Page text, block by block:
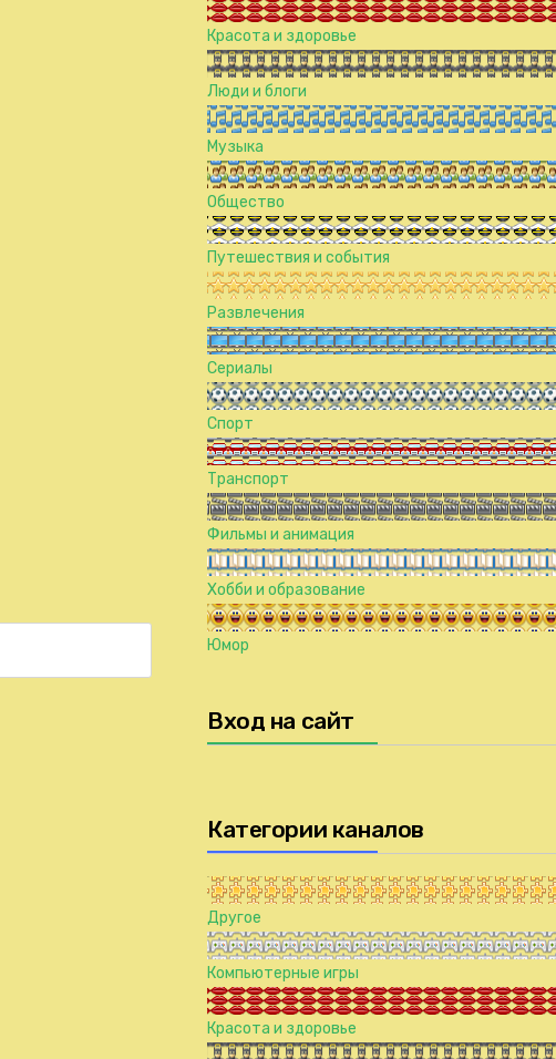
Красота и здоровье
Люди и блоги
Музыка
Общество
Путешествия и события
Развлечения
Сериалы
Спорт
Транспорт
Фильмы и анимация
Хобби и образование
Юмор
Вход на сайт
Категории каналов
Другое
Компьютерные игры
Красота и здоровье